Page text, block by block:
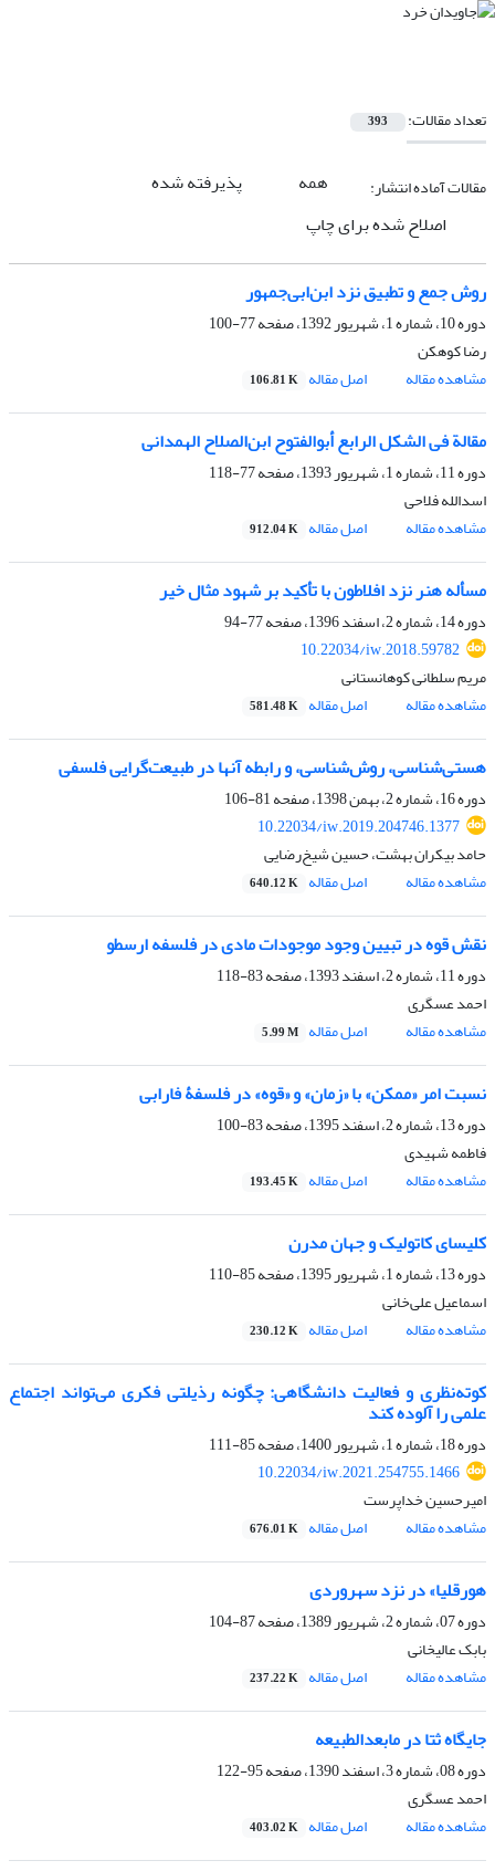
تعداد مقالات: 393
مقالات آماده انتشار: همه
پذیرفته شده
اصلاح شده برای چاپ
روش جمع و تطبیق نزد ابن‌ابی‌جمهور
دوره 10، شماره 1، شهریور 1392، صفحه
77-100
رضا کوهکن
مشاهده مقاله
اصل مقاله 106.81 K
مقالة فی الشکل الرابع أبوالفتوح ابن‌الصلاح الهمدانی
دوره 11، شماره 1، شهریور 1393، صفحه
77-118
اسدالله فلاحی
مشاهده مقاله
اصل مقاله 912.04 K
مسأله هنر نزد افلاطون با تأکید بر شهود مثال خیر
دوره 14، شماره 2، اسفند 1396، صفحه
77-94
10.22034/iw.2018.59782
مریم سلطانی کوهانستانی
مشاهده مقاله
اصل مقاله 581.48 K
هستی‌شناسی، روش‌شناسی، و رابطه‌ آنها در طبیعت‌گرایی فلسفی
دوره 16، شماره 2، بهمن 1398، صفحه
81-106
10.22034/iw.2019.204746.1377
حامد بیکران بهشت، حسین شیخ‌رضایی
مشاهده مقاله
اصل مقاله 640.12 K
نقش قوه در تبیین وجود موجودات مادی در فلسفه ارسطو
دوره 11، شماره 2، اسفند 1393، صفحه
83-118
احمد عسگری
مشاهده مقاله
اصل مقاله 5.99 M
نسبت امر «ممکن» با «زمان» و «قوه» در فلسفۀ فارابی
دوره 13، شماره 2، اسفند 1395، صفحه
83-100
فاطمه شهیدی
مشاهده مقاله
اصل مقاله 193.45 K
کلیسای کاتولیک و جهان مدرن
دوره 13، شماره 1، شهریور 1395، صفحه
85-110
اسماعیل علی‌‌‌‌‌‌‌‌‌‌‌‌‌‌‌‌‌‌‌‌خانی
مشاهده مقاله
اصل مقاله 230.12 K
کوته‌نظری و فعالیت دانشگاهی: چگونه رذیلتی فکری می‌تواند اجتماع
علمی را آلوده کند
دوره 18، شماره 1، شهریور 1400، صفحه
85-111
10.22034/iw.2021.254755.1466
امیرحسین خداپرست
مشاهده مقاله
اصل مقاله 676.01 K
هورقلیا» در نزد سهروردی
دوره 07، شماره 2، شهریور 1389، صفحه
87-104
بابک عالیخانی
مشاهده مقاله
اصل مقاله 237.22 K
جایگاه ثتا در مابعدالطبیعه
دوره 08، شماره 3، اسفند 1390، صفحه
95-122
احمد عسگری
مشاهده مقاله
اصل مقاله 403.02 K